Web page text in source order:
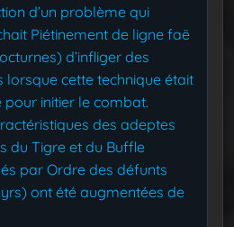
d’un problème qui
Piétinement de ligne faë
d’infliger des
lorsque cette technique était
pour initier le combat.
des adeptes
du Tigre et du Buffle
par Ordre des défunts
ont été augmentées de